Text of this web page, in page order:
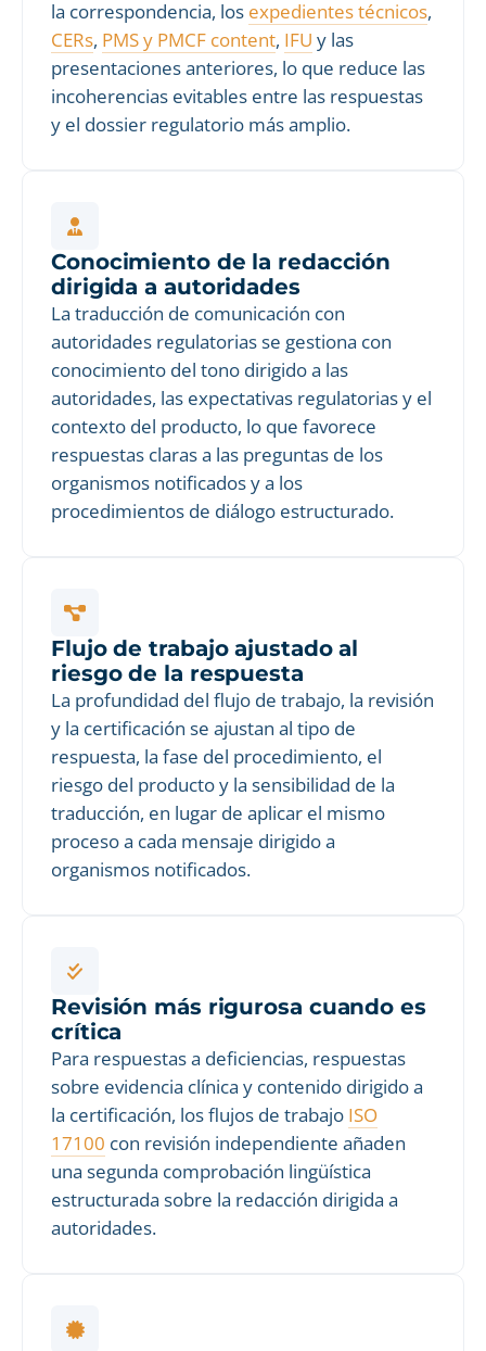
la correspondencia, los expedientes técnicos,
CERs, PMS y PMCF content, IFU y las
presentaciones anteriores, lo que reduce las
incoherencias evitables entre las respuestas
y el dossier regulatorio más amplio.
Conocimiento de la redacción
dirigida a autoridades
La traducción de comunicación con
autoridades regulatorias se gestiona con
conocimiento del tono dirigido a las
autoridades, las expectativas regulatorias y el
contexto del producto, lo que favorece
respuestas claras a las preguntas de los
organismos notificados y a los
procedimientos de diálogo estructurado.
Flujo de trabajo ajustado al
riesgo de la respuesta
La profundidad del flujo de trabajo, la revisión
y la certificación se ajustan al tipo de
respuesta, la fase del procedimiento, el
riesgo del producto y la sensibilidad de la
traducción, en lugar de aplicar el mismo
proceso a cada mensaje dirigido a
organismos notificados.
Revisión más rigurosa cuando es
crítica
Para respuestas a deficiencias, respuestas
sobre evidencia clínica y contenido dirigido a
la certificación, los flujos de trabajo ISO
17100 con revisión independiente añaden
una segunda comprobación lingüística
estructurada sobre la redacción dirigida a
autoridades.